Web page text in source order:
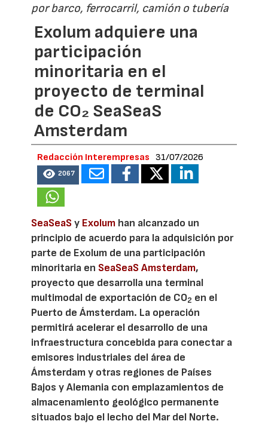
por barco, ferrocarril, camión o tubería
Exolum adquiere una
participación
minoritaria en el
proyecto de terminal
de CO₂ SeaSeaS
Amsterdam
Redacción Interempresas 31/07/2026
2067
SeaSeaSy Exolum han alcanzado un
principio de acuerdo para la adquisición por
parte de Exolum de una participación
minoritaria en SeaSeaS Amsterdam,
proyecto que desarrolla una terminal
multimodal de exportación de CO2 en el
Puerto de Ámsterdam. La operación
permitirá acelerar el desarrollo de una
infraestructura concebida para conectar a
emisores industriales del área de
Ámsterdam y otras regiones de Países
Bajos y Alemania con emplazamientos de
almacenamiento geológico permanente
situados bajo el lecho del Mar del Norte.